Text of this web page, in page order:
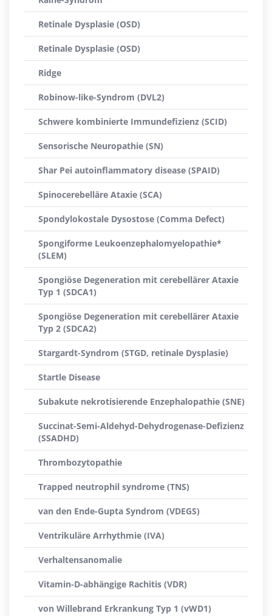
Retinale Dysplasie (OSD)
Retinale Dysplasie (OSD)
Ridge
Robinow-like-Syndrom (DVL2)
Schwere kombinierte Immundefizienz (SCID)
Sensorische Neuropathie (SN)
Shar Pei autoinflammatory disease (SPAID)
Spinocerebelläre Ataxie (SCA)
Spondylokostale Dysostose (Comma Defect)
Spongiforme Leukoenzephalomyelopathie*
(SLEM)
Spongiöse Degeneration mit cerebellärer Ataxie
Typ 1 (SDCA1)
Spongiöse Degeneration mit cerebellärer Ataxie
Typ 2 (SDCA2)
Stargardt-Syndrom (STGD, retinale Dysplasie)
Startle Disease
Subakute nekrotisierende Enzephalopathie (SNE)
Succinat-Semi-Aldehyd-Dehydrogenase-Defizienz
(SSADHD)
Thrombozytopathie
Trapped neutrophil syndrome (TNS)
van den Ende-Gupta Syndrom (VDEGS)
Ventrikuläre Arrhythmie (IVA)
Verhaltensanomalie
Vitamin-D-abhängige Rachitis (VDR)
von Willebrand Erkrankung Typ 1 (vWD1)